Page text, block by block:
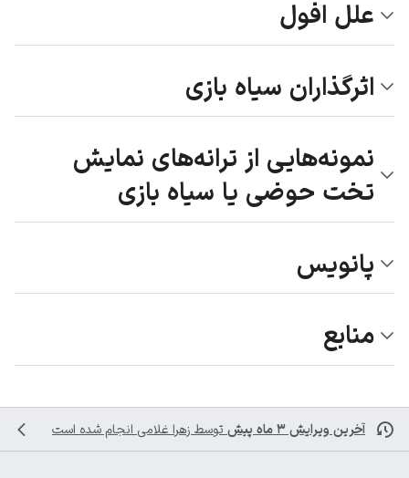
علل افول
اثرگذاران سیاه بازی
نمونه‌هایی از ترانه‌های نمایش
تخت حوضی یا سیاه بازی
پانویس
منابع
آخرین ویرایش ۳ ماه پیش توسط زهرا غلامی انجام شده است